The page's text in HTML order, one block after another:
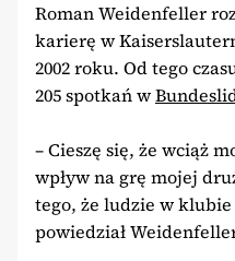
Roman Weidenfeller
karierę w
2002 roku. Od tego
205 spotkań w
– Cieszę się, że wciąż
wpływ na grę mojej
tego, że ludzie w
powiedział